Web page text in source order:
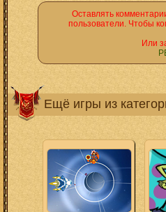
Оставлять
пользователи. Чтобы
Или
Ещё игры из